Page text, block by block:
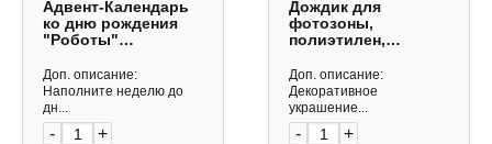
Адвент-Календарь
ко дню рождения
"Роботы"
ПП-00171683 ИД
Проф Пресс
Доп. описание:
Наполните неделю до
дн...
- +
Дождик для
фотозоны,
полиэтилен,
"Электрик.
Голография"
6230883 Волна
веселья
Доп. описание:
Декоративное
украшение...
- +